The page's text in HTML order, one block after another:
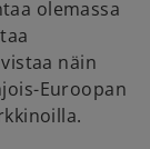
olemassa
näin
Euroopan